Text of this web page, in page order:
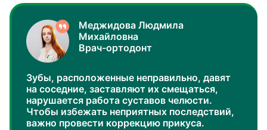
Меджидова Людмила
Михайловна
Врач-ортодонт
Зубы, расположенные неправильно, давят
на соседние, заставляют их смещаться,
нарушается работа суставов челюсти.
Чтобы избежать неприятных последствий,
важно провести коррекцию прикуса.